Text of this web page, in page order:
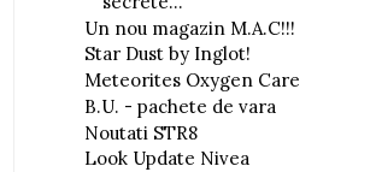
Un nou magazin M.A.C!!!
Star Dust by Inglot!
Meteorites Oxygen Care
B.U. - pachete de vara
Noutati STR8
Look Update Nivea